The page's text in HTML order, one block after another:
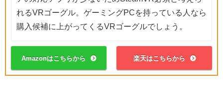
れるVRゴーグル。ゲーミングPCを持っている人なら
購入候補に上がってくるVRゴーグルでしょう。
Amazonはこちらから 楽天はこちらから